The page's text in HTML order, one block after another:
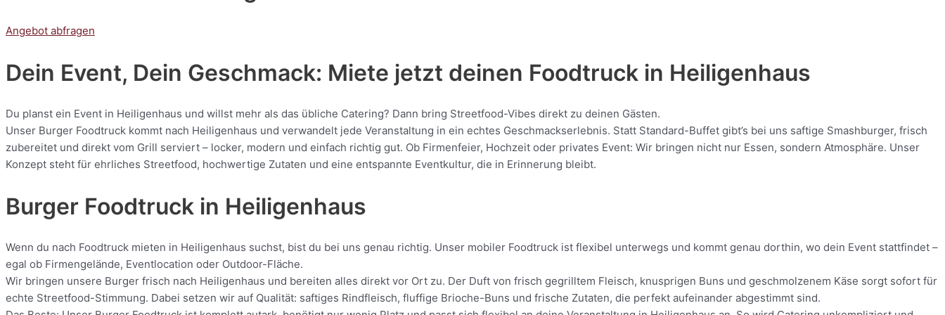
Angebot abfragen
Dein Event, Dein Geschmack: Miete jetzt deinen Foodtruck in Heiligenhaus
Du planst ein Event in Heiligenhaus und willst mehr als das übliche Catering? Dann bring Streetfood-Vibes direkt zu deinen Gästen.
Unser Burger Foodtruck kommt nach Heiligenhaus und verwandelt jede Veranstaltung in ein echtes Geschmackserlebnis. Statt Standard-Buffet gibt’s bei uns saftige Smashburger, frisch
zubereitet und direkt vom Grill serviert – locker, modern und einfach richtig gut. Ob Firmenfeier, Hochzeit oder privates Event: Wir bringen nicht nur Essen, sondern Atmosphäre. Unser
Konzept steht für ehrliches Streetfood, hochwertige Zutaten und eine entspannte Eventkultur, die in Erinnerung bleibt.
Burger Foodtruck in Heiligenhaus
Wenn du nach Foodtruck mieten in Heiligenhaus suchst, bist du bei uns genau richtig. Unser mobiler Foodtruck ist flexibel unterwegs und kommt genau dorthin, wo dein Event stattfindet –
egal ob Firmengelände, Eventlocation oder Outdoor-Fläche.
Wir bringen unsere Burger frisch nach Heiligenhaus und bereiten alles direkt vor Ort zu. Der Duft von frisch gegrilltem Fleisch, knusprigen Buns und geschmolzenem Käse sorgt sofort für
echte Streetfood-Stimmung. Dabei setzen wir auf Qualität: saftiges Rindfleisch, fluffige Brioche-Buns und frische Zutaten, die perfekt aufeinander abgestimmt sind.